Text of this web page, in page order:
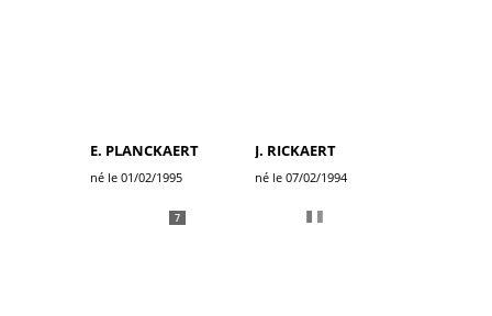
E. PLANCKAERT
né le 01/02/1995
J. RICKAERT
né le 07/02/1994
7